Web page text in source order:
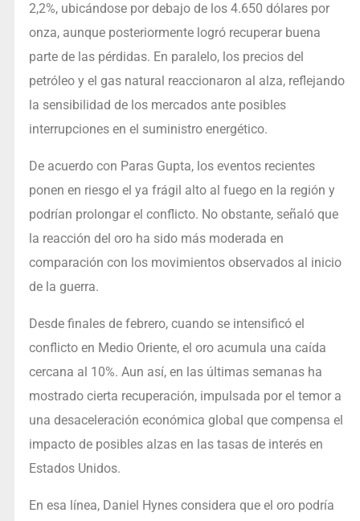
2,2%, ubicándose por debajo de los 4.650 dólares por
onza, aunque posteriormente logró recuperar buena
parte de las pérdidas. En paralelo, los precios del
petróleo y el gas natural reaccionaron al alza, reflejando
la sensibilidad de los mercados ante posibles
interrupciones en el suministro energético.
De acuerdo con Paras Gupta, los eventos recientes
ponen en riesgo el ya frágil alto al fuego en la región y
podrían prolongar el conflicto. No obstante, señaló que
la reacción del oro ha sido más moderada en
comparación con los movimientos observados al inicio
de la guerra.
Desde finales de febrero, cuando se intensificó el
conflicto en Medio Oriente, el oro acumula una caída
cercana al 10%. Aun así, en las últimas semanas ha
mostrado cierta recuperación, impulsada por el temor a
una desaceleración económica global que compensa el
impacto de posibles alzas en las tasas de interés en
Estados Unidos.
En esa línea, Daniel Hynes considera que el oro podría